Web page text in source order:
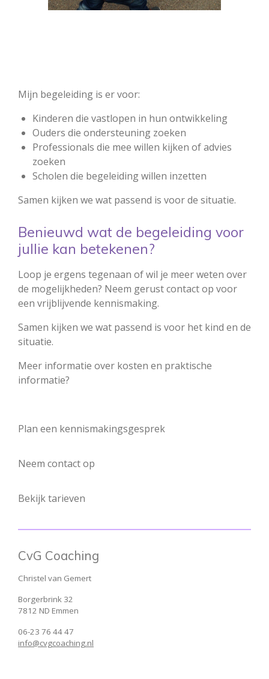
Mijn begeleiding is er voor:
Kinderen die vastlopen in hun ontwikkeling
Ouders die ondersteuning zoeken
Professionals die mee willen kijken of advies
zoeken
Scholen die begeleiding willen inzetten
Samen kijken we wat passend is voor de situatie.
Benieuwd wat de begeleiding voor
jullie kan betekenen?
Loop je ergens tegenaan of wil je meer weten over
de mogelijkheden? Neem gerust contact op voor
een vrijblijvende kennismaking.
Samen kijken we wat passend is voor het kind en de
situatie.
Meer informatie over kosten en praktische
informatie?
Plan een kennismakingsgesprek
Neem contact op
Bekijk tarieven
CvG Coaching
Christel van Gemert
Borgerbrink 32
7812 ND Emmen
06-23 76 44 47
info@cvgcoaching.nl